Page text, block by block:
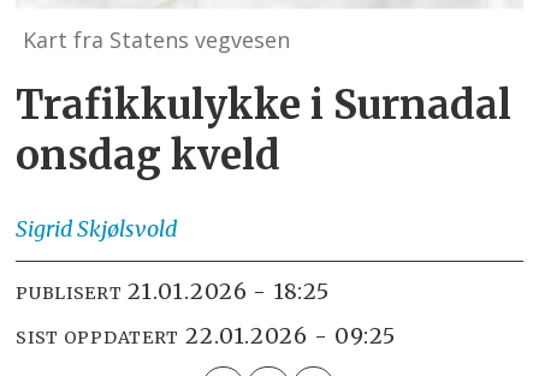
Kart fra Statens vegvesen
Trafikkulykke i Surnadal
onsdag kveld
SigridSkjølsvold
PUBLISERT 21.01.2026 - 18:25
SIST OPPDATERT 22.01.2026 - 09:25